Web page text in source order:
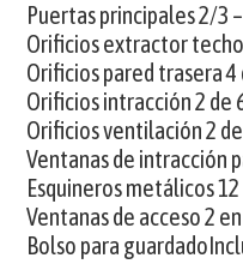
Puertas principales 2/3
Orificios extractor techo
Orificios pared trasera 4
Orificios intracción 2 de
Orificios ventilación 2
Ventanas de intracción
Esquineros metálicos
Ventanas de acceso 2
Bolso para